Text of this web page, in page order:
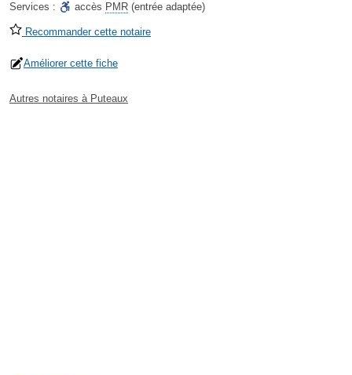
Services :
accès PMR (entrée adaptée)
Recommander cette notaire
Améliorer cette fiche
Autres notaires à Puteaux